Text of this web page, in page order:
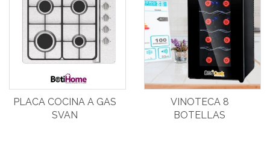
PLACA COCINA A GAS
SVAN
VINOTECA 8
BOTELLAS